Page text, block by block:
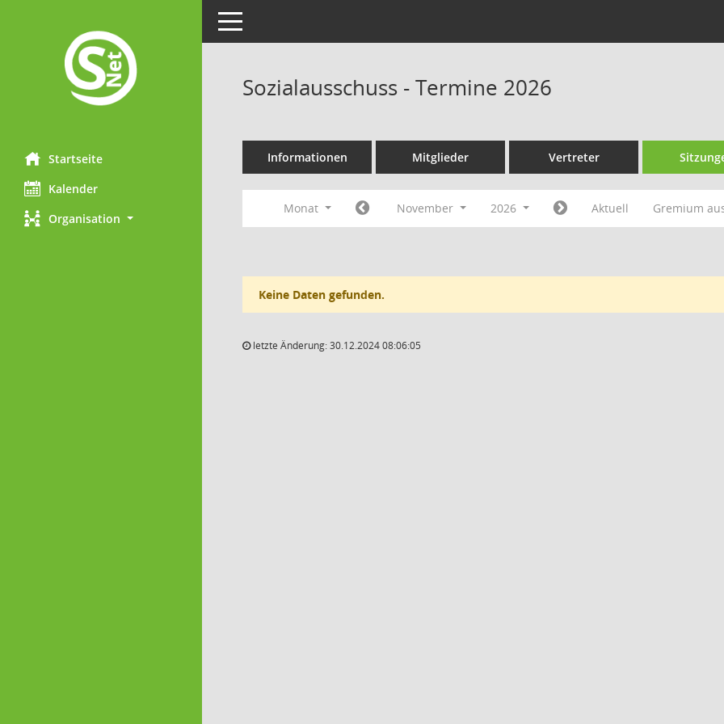
Startseite
Kalender
Organisation
Toggle navigation
Sozialausschuss - Termine 2026
Informationen Mitglieder Vertreter
Monat November 2026 Aktuell Gremium
Keine Daten gefunden.
letzte Änderung: 30.12.2024 08:06:05